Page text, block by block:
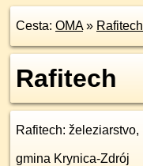
Cesta: OMA» Rafitech
Rafitech
Rafitech: železiarstvo,
gmina Krynica-Zdrój